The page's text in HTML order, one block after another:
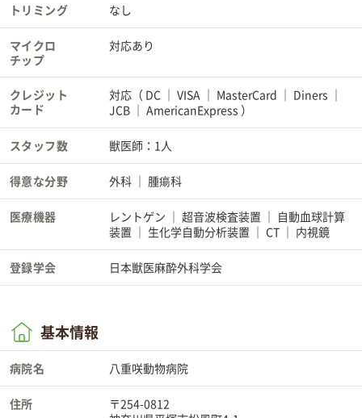
トリミング なし
マイクロ
チップ
対応あり
クレジット
カード
対応（ DC VISA MasterCard
Diners
JCB
AmericanExpress ）
スタッフ数 獣医師：1人
得意な分野 外科 腫瘍科
医療機器 レントゲン 超音波検査装置
自動血球計算
装置
生化学自動分析装置 CT 内視鏡
登録学会 日本獣医麻酔外科学会
基本情報
病院名 八重咲動物病院
住所
〒254-0812